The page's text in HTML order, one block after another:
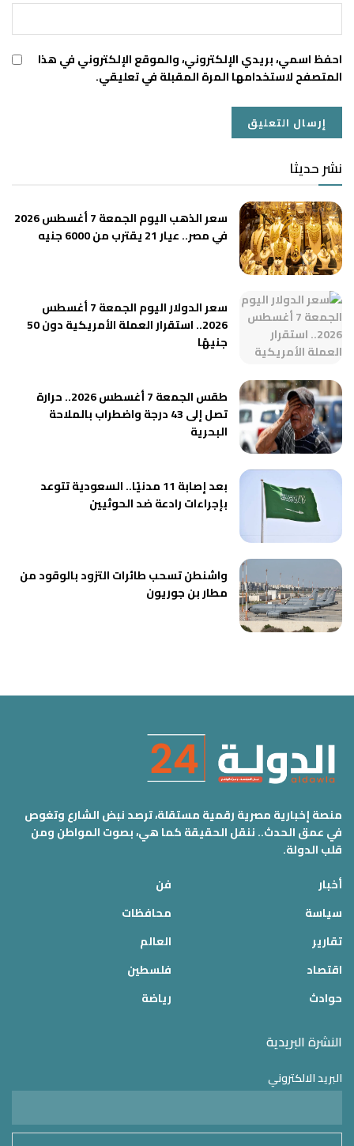
احفظ اسمي، بريدي الإلكتروني، والموقع الإلكتروني في هذا
المتصفح لاستخدامها المرة المقبلة في تعليقي.
نشر حديثا
سعر الذهب اليوم الجمعة 7 أغسطس 2026
في مصر.. عيار 21 يقترب من 6000 جنيه
سعر الدولار اليوم الجمعة 7 أغسطس
2026.. استقرار العملة الأمريكية دون 50
جنيهًا
طقس الجمعة 7 أغسطس 2026.. حرارة
تصل إلى 43 درجة واضطراب بالملاحة
البحرية
بعد إصابة 11 مدنيًا.. السعودية تتوعد
بإجراءات رادعة ضد الحوثيين
واشنطن تسحب طائرات التزود بالوقود من
مطار بن جوريون
منصة إخبارية مصرية رقمية مستقلة، ترصد نبض الشارع وتغوص
في عمق الحدث.. ننقل الحقيقة كما هي، بصوت المواطن ومن
قلب الدولة.
أخبار
سياسة
تقارير
اقتصاد
حوادث
فن
محافظات
العالم
فلسطين
رياضة
النشرة البريدية
البريد الالكتروني